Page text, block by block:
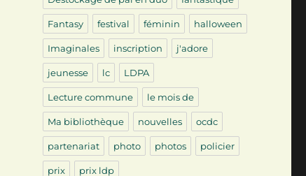
Fantasy festival féminin halloween
Imaginales inscription j'adore
jeunesse lc LDPA
Lecture commune le mois de
Ma bibliothèque nouvelles ocdc
partenariat photo photos policier
prix prix ldp